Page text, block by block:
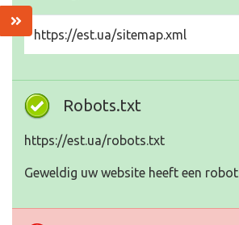
https://est.ua/sitemap.xml
Robots.txt
https://est.ua/robots.txt
Geweldig uw website heeft een